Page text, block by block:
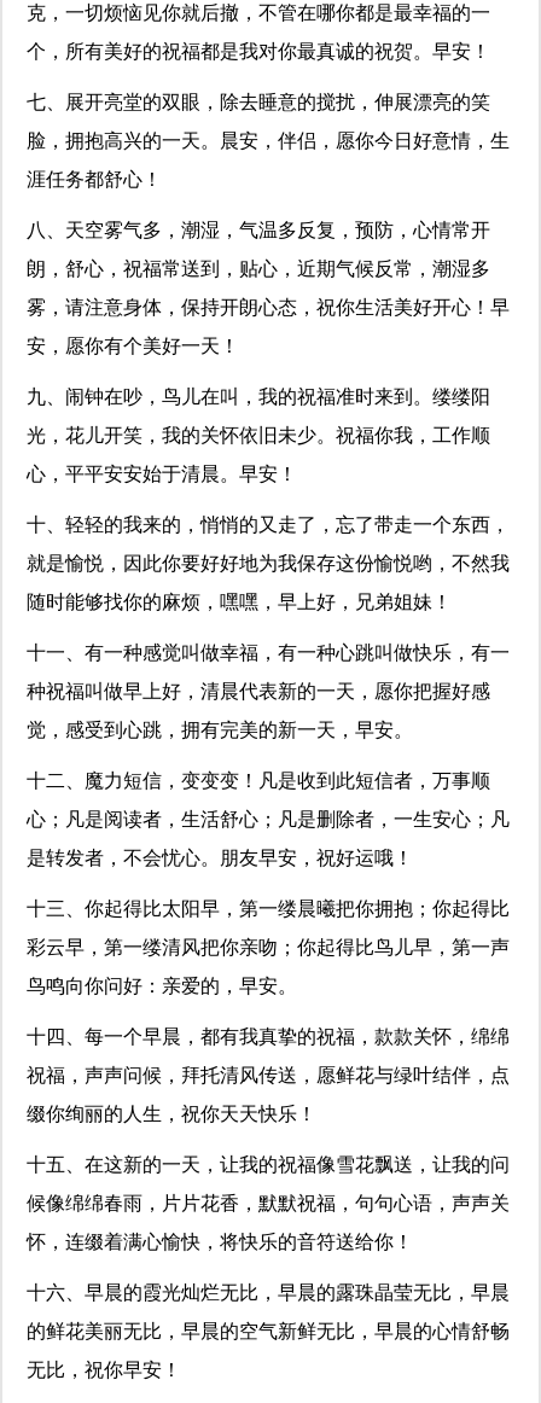
克，一切烦恼见你就后撤，不管在哪你都是最幸福的一
个，所有美好的祝福都是我对你最真诚的祝贺。早安！
七、展开亮堂的双眼，除去睡意的搅扰，伸展漂亮的笑
脸，拥抱高兴的一天。晨安，伴侣，愿你今日好意情，生
涯任务都舒心！
八、天空雾气多，潮湿，气温多反复，预防，心情常开
朗，舒心，祝福常送到，贴心，近期气候反常，潮湿多
雾，请注意身体，保持开朗心态，祝你生活美好开心！早
安，愿你有个美好一天！
九、闹钟在吵，鸟儿在叫，我的祝福准时来到。缕缕阳
光，花儿开笑，我的关怀依旧未少。祝福你我，工作顺
心，平平安安始于清晨。早安！
十、轻轻的我来的，悄悄的又走了，忘了带走一个东西，
就是愉悦，因此你要好好地为我保存这份愉悦哟，不然我
随时能够找你的麻烦，嘿嘿，早上好，兄弟姐妹！
十一、有一种感觉叫做幸福，有一种心跳叫做快乐，有一
种祝福叫做早上好，清晨代表新的一天，愿你把握好感
觉，感受到心跳，拥有完美的新一天，早安。
十二、魔力短信，变变变！凡是收到此短信者，万事顺
心；凡是阅读者，生活舒心；凡是删除者，一生安心；凡
是转发者，不会忧心。朋友早安，祝好运哦！
十三、你起得比太阳早，第一缕晨曦把你拥抱；你起得比
彩云早，第一缕清风把你亲吻；你起得比鸟儿早，第一声
鸟鸣向你问好：亲爱的，早安。
十四、每一个早晨，都有我真挚的祝福，款款关怀，绵绵
祝福，声声问候，拜托清风传送，愿鲜花与绿叶结伴，点
缀你绚丽的人生，祝你天天快乐！
十五、在这新的一天，让我的祝福像雪花飘送，让我的问
候像绵绵春雨，片片花香，默默祝福，句句心语，声声关
怀，连缀着满心愉快，将快乐的音符送给你！
十六、早晨的霞光灿烂无比，早晨的露珠晶莹无比，早晨
的鲜花美丽无比，早晨的空气新鲜无比，早晨的心情舒畅
无比，祝你早安！